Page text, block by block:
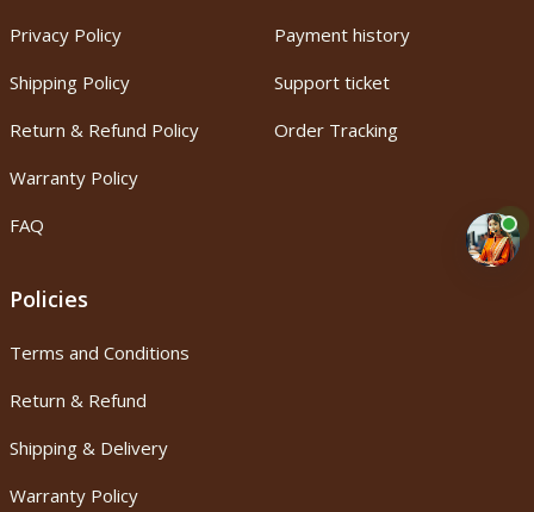
Privacy Policy
Shipping Policy
Return & Refund Policy
Warranty Policy
FAQ
Payment history
Support ticket
Order Tracking
Policies
Terms and Conditions
Return & Refund
Shipping & Delivery
Warranty Policy